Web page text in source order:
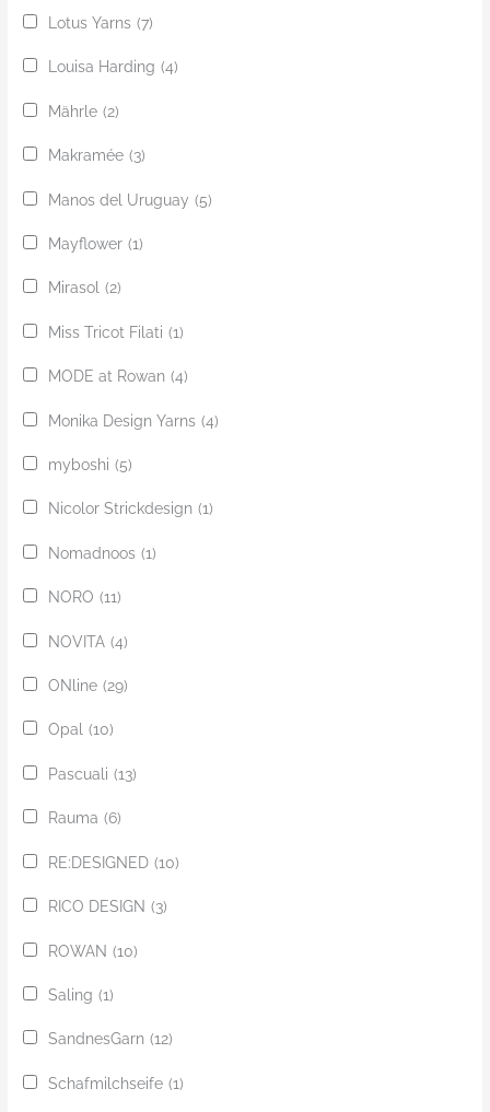
Lotus Yarns (7)
Louisa Harding (4)
Mährle (2)
Makramée (3)
Manos del Uruguay (5)
Mayflower (1)
Mirasol (2)
Miss Tricot Filati (1)
MODE at Rowan (4)
Monika Design Yarns (4)
myboshi (5)
Nicolor Strickdesign (1)
Nomadnoos (1)
NORO (11)
NOVITA (4)
ONline (29)
Opal (10)
Pascuali (13)
Rauma (6)
RE:DESIGNED (10)
RICO DESIGN (3)
ROWAN (10)
Saling (1)
SandnesGarn (12)
Schafmilchseife (1)